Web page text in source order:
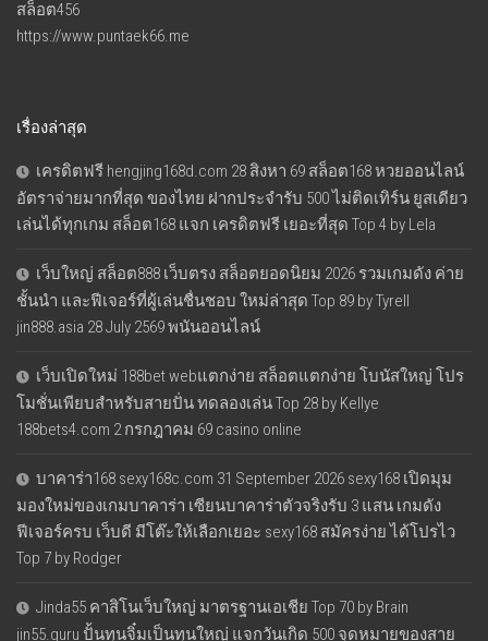
สล็อต456
https://www.puntaek66.me
เรื่องล่าสุด
เครดิตฟรี hengjing168d.com 28 สิงหา 69 สล็อต168 หวยออนไลน์
อัตราจ่ายมากที่สุด ของไทย ฝากประจำรับ 500 ไม่ติดเทิร์น ยูสเดียว
เล่นได้ทุกเกม สล็อต168 แจก เครดิตฟรี เยอะที่สุด Top 4 by Lela
เว็บใหญ่ สล็อต888 เว็บตรง สล็อตยอดนิยม 2026 รวมเกมดัง ค่าย
ชั้นนำ และฟีเจอร์ที่ผู้เล่นชื่นชอบ ใหม่ล่าสุด Top 89 by Tyrell
jin888.asia 28 July 2569 พนันออนไลน์
เว็บเปิดใหม่ 188bet webแตกง่าย สล็อตแตกง่าย โบนัสใหญ่ โปร
โมชั่นเพียบสำหรับสายปั่น ทดลองเล่น Top 28 by Kellye
188bets4.com 2 กรกฎาคม 69 casino online
บาคาร่า168 sexy168c.com 31 September 2026 sexy168 เปิดมุม
มองใหม่ของเกมบาคาร่า เซียนบาคาร่าตัวจริงรับ 3 แสน เกมดัง
ฟีเจอร์ครบ เว็บดี มีโต๊ะให้เลือกเยอะ sexy168 สมัครง่าย ได้โปรไว
Top 7 by Rodger
Jinda55 คาสิโนเว็บใหญ่ มาตรฐานเอเชีย Top 70 by Brain
jin55.guru ปั้นทุนจิ๋มเป็นทุนใหญ่ แจกวันเกิด 500 จุดหมายของสาย